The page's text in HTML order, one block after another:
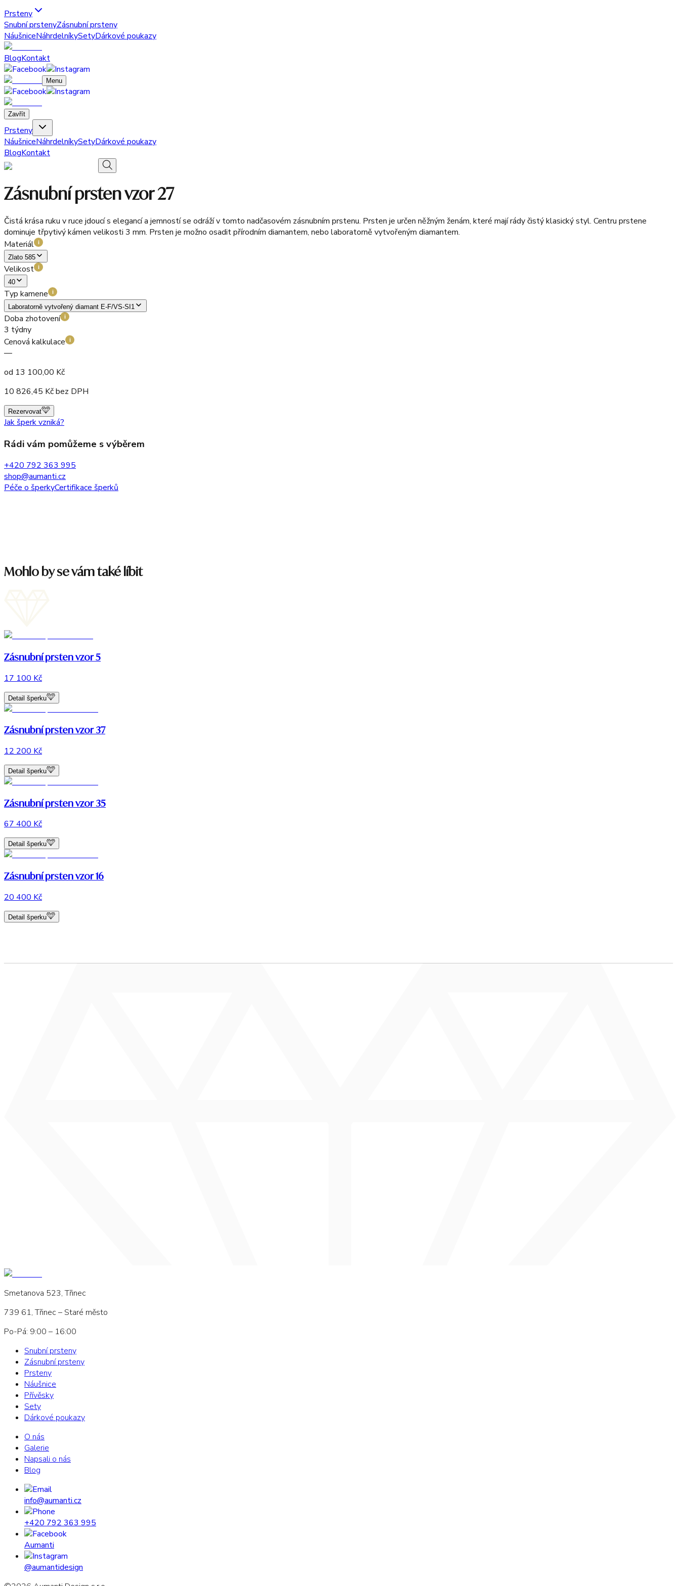
Prsteny
Snubní prstenyZásnubní prsteny
NáušniceNáhrdelníkySetyDárkové poukazy
BlogKontakt
Menu
Zavřít
Prsteny
NáušniceNáhrdelníkySetyDárkové poukazy
BlogKontakt
Zásnubní prsten vzor 27
Čistá krása ruku v ruce jdoucí s elegancí a jemností se odráží v tomto nadčasovém zásnubním prstenu. Prsten je určen něžným ženám, které mají rády čistý klasický styl. Centru prstene
dominuje třpytivý kámen velikosti 3 mm. Prsten je možno osadit přírodním diamantem, nebo laboratorně vytvořeným diamantem.
Materiál
i
Zlato 585
Velikost i
40
Typ kamene i
Laboratorně vytvořený diamant E-F/VS-SI1
Doba zhotovení i
3 týdny
Cenová kalkulace
i
—
od 13 100,00 Kč
10 826,45 Kč bez DPH
Rezervovat
Jak šperk vzniká?
Rádi vám pomůžeme s výběrem
+420 792 363 995
shop@aumanti.cz
Péče o šperkyCertifikace šperků
Mohlo by se vám také líbit
Zásnubní prsten vzor 5
17 100 Kč
Detail šperku
Zásnubní prsten vzor 37
12 200 Kč
Detail šperku
Zásnubní prsten vzor 35
67 400 Kč
Detail šperku
Zásnubní prsten vzor 16
20 400 Kč
Detail šperku
Smetanova 523, Třinec
739 61, Třinec – Staré město
Po-Pá: 9:00 – 16:00
Snubní prsteny
Zásnubní prsteny
Prsteny
Náušnice
Přívěsky
Sety
Dárkové poukazy
O nás
Galerie
Napsali o nás
Blog
info@aumanti.cz
+420 792 363 995
Aumanti
@aumantidesign